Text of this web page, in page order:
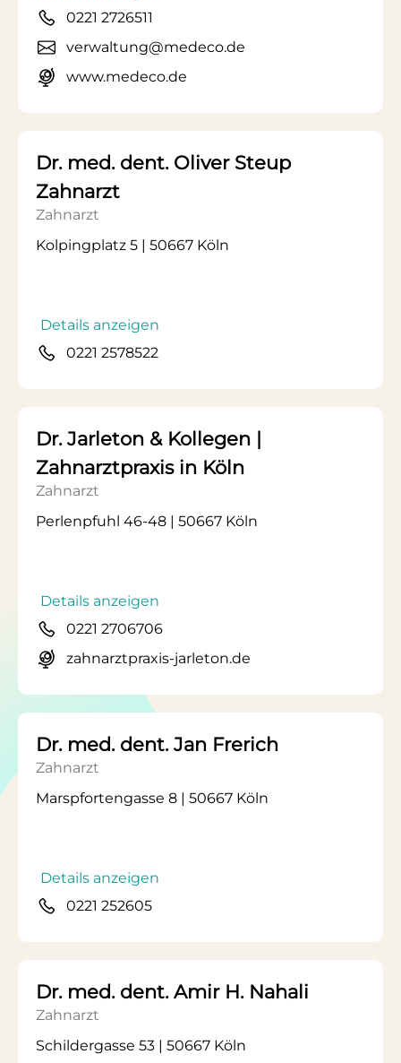
0221 2726511
verwaltung@medeco.de
www.medeco.de
Dr. med. dent. Oliver Steup
Zahnarzt
Zahnarzt
Kolpingplatz 5 | 50667 Köln
Details anzeigen
0221 2578522
Dr. Jarleton & Kollegen |
Zahnarztpraxis in Köln
Zahnarzt
Perlenpfuhl 46-48 | 50667 Köln
Details anzeigen
0221 2706706
zahnarztpraxis-jarleton.de
Dr. med. dent. Jan Frerich
Zahnarzt
Marspfortengasse 8 | 50667 Köln
Details anzeigen
0221 252605
Dr. med. dent. Amir H. Nahali
Zahnarzt
Schildergasse 53 | 50667 Köln